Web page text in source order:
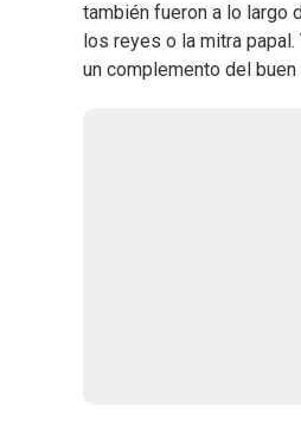
también fueron a lo largo
los reyes o la mitra
un complemento del buen